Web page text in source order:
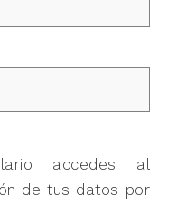
accedes al
de tus datos por